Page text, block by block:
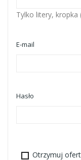
Tylko litery, kropka
E-mail
Hasło
Otrzymuj